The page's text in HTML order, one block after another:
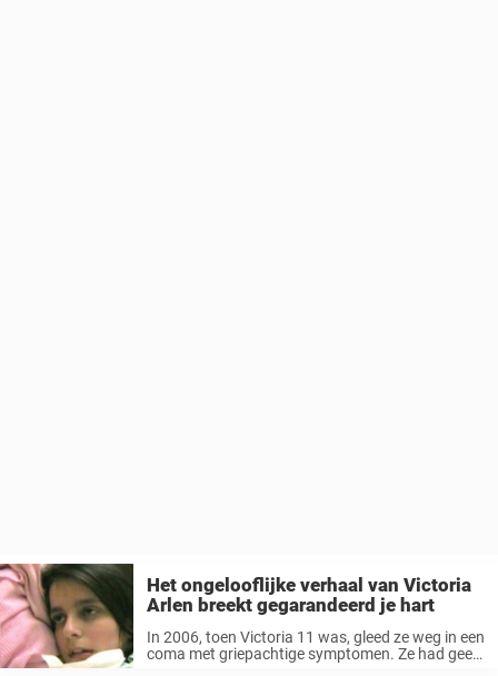
Het ongelooflijke verhaal van Victoria
Arlen breekt gegarandeerd je hart
In 2006, toen Victoria 11 was, gleed ze weg in een
coma met griepachtige symptomen. Ze had geen